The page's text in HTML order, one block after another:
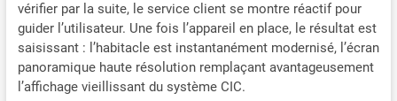
Apple CarPlay ; WiFi
Internet ; App Store ou Play
Store à visiter ; Navigation
en ligne et hors ligne ; DAB /
DVR / RDKS / 4G etc. Prend
vérifier par la suite, le service client se montre réactif pour
guider l’utilisateur. Une fois l’appareil en place, le résultat est
saisissant : l’habitacle est instantanément modernisé, l’écran
panoramique haute résolution remplaçant avantageusement
l’affichage vieillissant du système CIC.